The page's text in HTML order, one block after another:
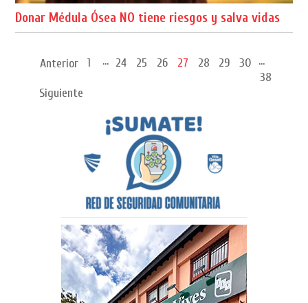
Donar Médula Ósea NO tiene riesgos y salva vidas
Anterior 1 ... 24 25 26 27 28 29 30 ...
38
Siguiente